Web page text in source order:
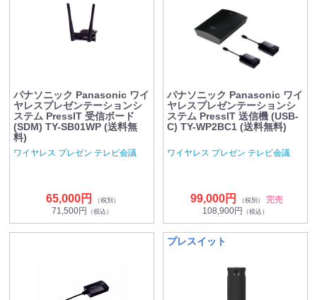
パナソニック Panasonic ワイ
ヤレスプレゼンテーションシ
ステム PressIT 受信ボード
(SDM) TY-SB01WP (送料無
料)
ワイヤレス プレゼン テレビ会議
65,000円 （税別）
71,500円 （税込）
パナソニック Panasonic ワイ
ヤレスプレゼンテーションシ
ステム PressIT 送信機 (USB-
C) TY-WP2BC1 (送料無料)
ワイヤレス プレゼン テレビ会議
99,000円 （税別）
完売
108,900円 （税込）
プレスイット